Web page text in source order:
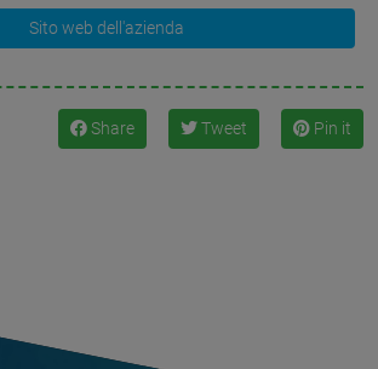
Sito web dell'azienda
Share Tweet Pin it